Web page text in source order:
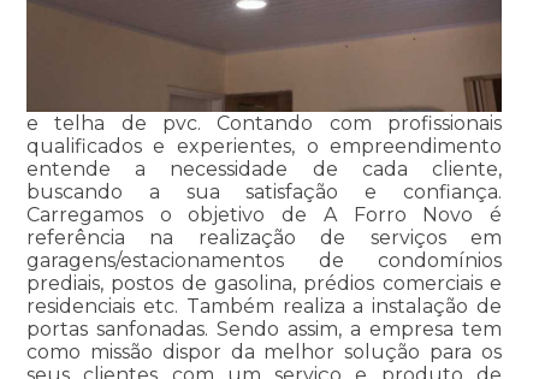
e telha de pvc. Contando com profissionais
qualificados e experientes, o empreendimento
entende a necessidade de cada cliente,
buscando a sua satisfação e confiança.
Carregamos o objetivo de A Forro Novo é
referência na realização de serviços em
garagens/estacionamentos de condomínios
prediais, postos de gasolina, prédios comerciais e
residenciais etc. Também realiza a instalação de
portas sanfonadas. Sendo assim, a empresa tem
como missão dispor da melhor solução para os